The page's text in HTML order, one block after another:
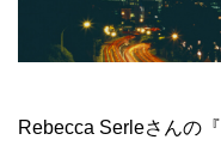
Rebecca Serleさんの『